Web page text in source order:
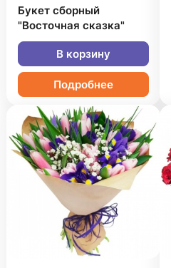
Букет сборный
"Восточная сказка"
В корзину
Подробнее